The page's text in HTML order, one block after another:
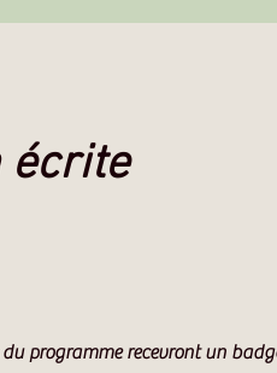
écrite
programme recevront un